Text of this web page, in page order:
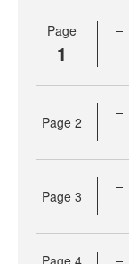
Page
1
Page 2
Page 3